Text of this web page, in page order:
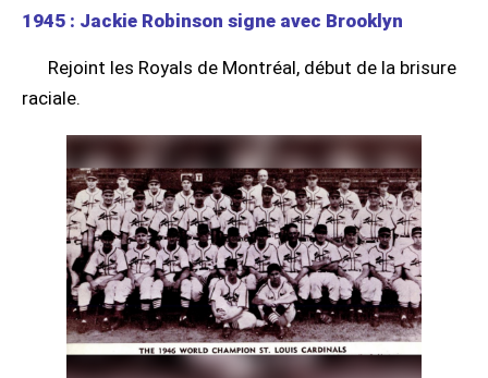
1945 : Jackie Robinson signe avec Brooklyn
Rejoint les Royals de Montréal, début de la brisure
raciale.